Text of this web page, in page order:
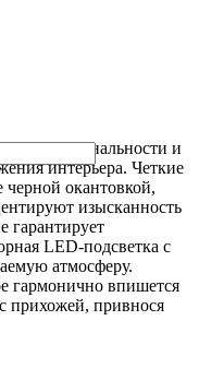
функциональности и
интерьера. Четкие
окантовкой,
изысканность
гарантирует
LED-подсветка с
атмосферу.
впишется
прихожей, привнося